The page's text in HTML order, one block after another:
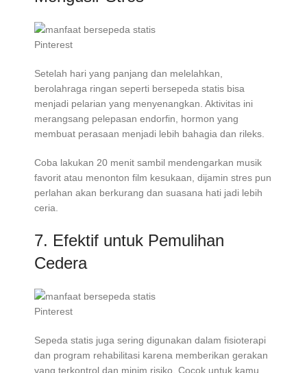
Pinterest
Setelah hari yang panjang dan melelahkan,
berolahraga ringan seperti bersepeda statis bisa
menjadi pelarian yang menyenangkan. Aktivitas ini
merangsang pelepasan endorfin, hormon yang
membuat perasaan menjadi lebih bahagia dan rileks.
Coba lakukan 20 menit sambil mendengarkan musik
favorit atau menonton film kesukaan, dijamin stres pun
perlahan akan berkurang dan suasana hati jadi lebih
ceria.
7. Efektif untuk Pemulihan
Cedera
Pinterest
Sepeda statis juga sering digunakan dalam fisioterapi
dan program rehabilitasi karena memberikan gerakan
yang terkontrol dan minim risiko. Cocok untuk kamu